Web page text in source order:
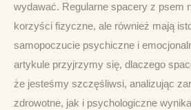
wydawać. Regularne spacery z psem
korzyści fizyczne, ale również mają
samopoczucie psychiczne i
artykule przyjrzymy się, dlaczego
że jesteśmy szczęśliwsi, analizując
zdrowotne, jak i psychologiczne